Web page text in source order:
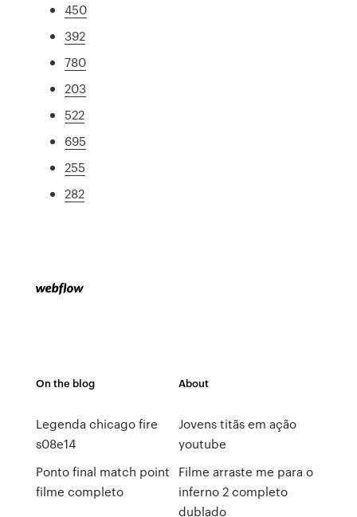
450
392
780
203
522
695
255
282
On the blog
Legenda chicago fire
s08e14
Ponto final match point
filme completo
About
Jovens titãs em ação
youtube
Filme arraste me para o
inferno 2 completo
dublado